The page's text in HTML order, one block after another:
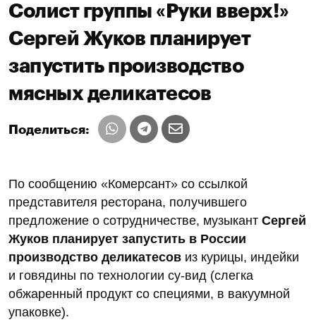
Солист группы «Руки вверх!»
Сергей Жуков планирует
запустить производство
мясных деликатесов
Поделиться:
По сообщению «Комерсант» со ссылкой
представителя ресторана, получившего
предложение о сотрудничестве, музыкант Сергей
Жуков планирует запустить в России
производство деликатесов из курицы, индейки
и говядины по технологии су-вид (слегка
обжаренный продукт со специями, в вакуумной
упаковке).